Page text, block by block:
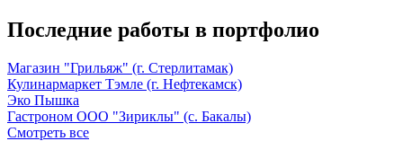
Последние работы в портфолио
Магазин "Грильяж" (г. Стерлитамак)
Кулинармаркет Тэмле (г. Нефтекамск)
Эко Пышка
Гастроном ООО "Зириклы" (с. Бакалы)
Смотреть все